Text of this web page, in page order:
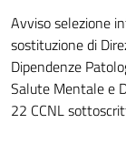
Avviso selezione
sostituzione di
Dipendenze
Salute Mentale e
22 CCNL